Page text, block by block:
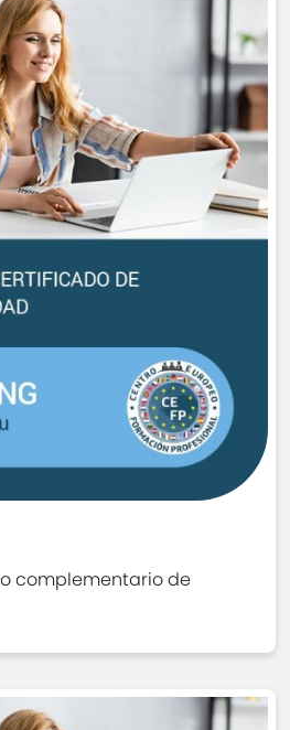
complementario de